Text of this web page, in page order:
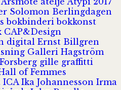
Solomon Berlingdagen
bokbinderibokkonst
CAP&Design
digital Ernst Billgren
Galleri Hagström
gille graffitti
of Femmes
ICA Ika Johannesson Irma